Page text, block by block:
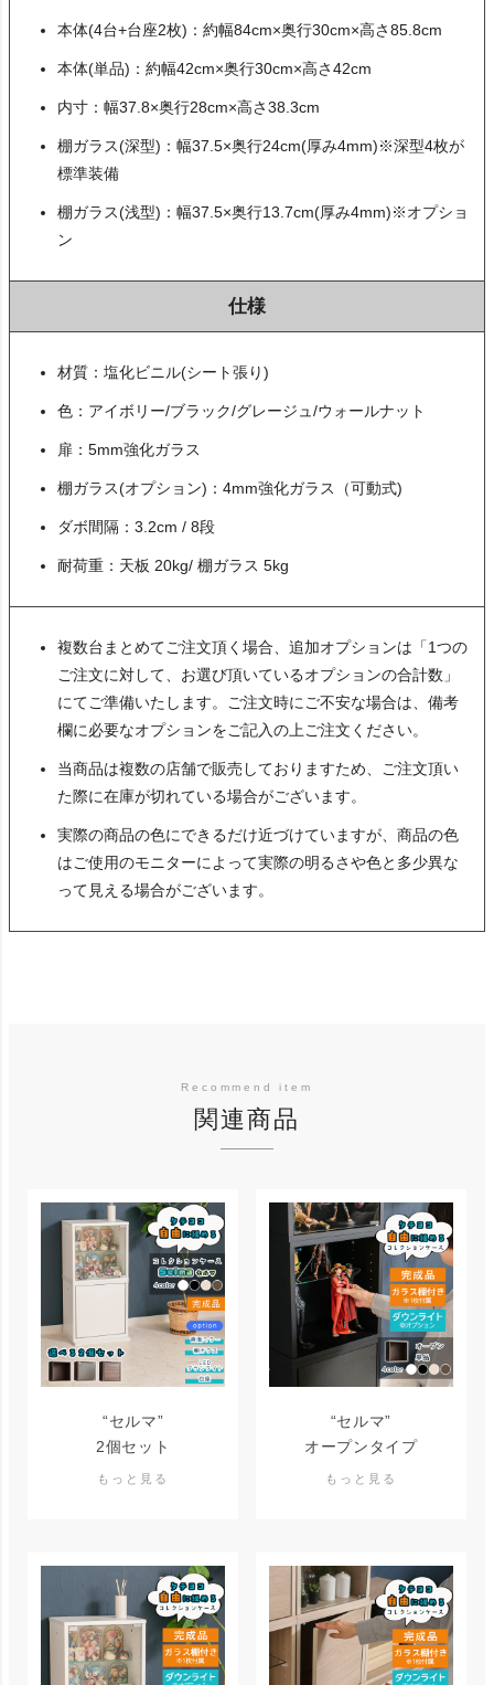
本体(4台+台座2枚)：約幅84cm×奥行30cm×高さ85.8cm
本体(単品)：約幅42cm×奥行30cm×高さ42cm
内寸：幅37.8×奥行28cm×高さ38.3cm
棚ガラス(深型)：幅37.5×奥行24cm(厚み4mm)※深型4枚が
標準装備
棚ガラス(浅型)：幅37.5×奥行13.7cm(厚み4mm)※オプショ
ン
仕様
材質：塩化ビニル(シート張り)
色：アイボリー/ブラック/グレージュ/ウォールナット
扉：5mm強化ガラス
棚ガラス(オプション)：4mm強化ガラス（可動式)
ダボ間隔：3.2cm / 8段
耐荷重：天板 20kg/ 棚ガラス 5kg
複数台まとめてご注文頂く場合、追加オプションは「1つの
ご注文に対して、お選び頂いているオプションの合計数」
にてご準備いたします。ご注文時にご不安な場合は、備考
欄に必要なオプションをご記入の上ご注文ください。
当商品は複数の店舗で販売しておりますため、ご注文頂い
た際に在庫が切れている場合がございます。
実際の商品の色にできるだけ近づけていますが、商品の色
はご使用のモニターによって実際の明るさや色と多少異な
って見える場合がございます。
関連商品
“セルマ”
2個セット
“セルマ”
オープンタイプ